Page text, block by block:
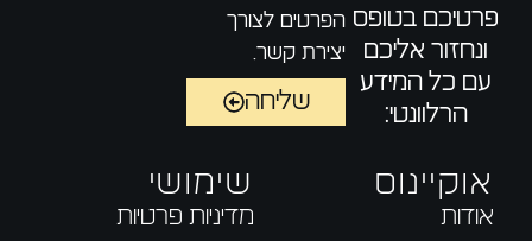
פרטיכם בטופס
ונחזור אליכם
עם כל המידע
הרלוונטי:
הפרטים לצורך
יצירת קשר.
שליחה
אוקיינוס
אודות
שימושי
מדיניות פרטיות